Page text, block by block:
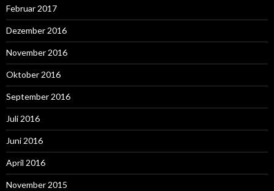
Februar 2017
Dezember 2016
November 2016
Oktober 2016
September 2016
Juli 2016
Juni 2016
April 2016
November 2015